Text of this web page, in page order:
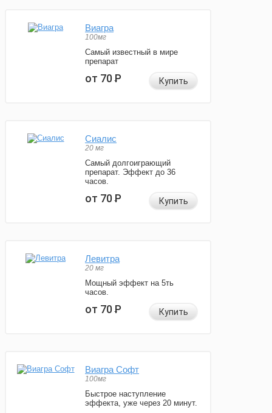
Виагра
100мг
Самый известный в мире
препарат
от 70Р Купить
Сиалис
20 мг
Самый долгоиграющий
препарат. Эффект до 36
часов.
от 70Р Купить
Левитра
20 мг
Мощный эффект на 5ть
часов.
от 70Р Купить
Виагра Софт
100мг
Быстрое наступление
эффекта, уже через 20 минут.